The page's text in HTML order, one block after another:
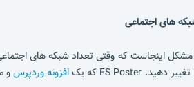
مشکل اینجاست که وقتی تعداد شبکه های
افزونه وردپرسو